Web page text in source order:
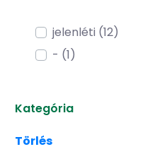
jelenléti (12)
- (1)
Kategória
Törlés